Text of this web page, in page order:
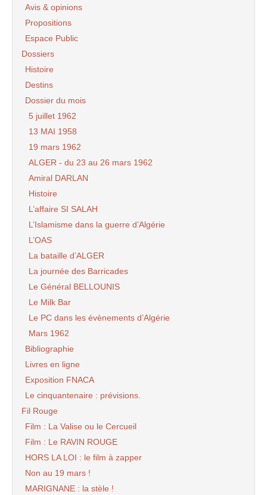
Avis & opinions
Propositions
Espace Public
Dossiers
Histoire
Destins
Dossier du mois
5 juillet 1962
13 MAI 1958
19 mars 1962
ALGER - du 23 au 26 mars 1962
Amiral DARLAN
Histoire
L’affaire SI SALAH
L’Islamisme dans la guerre d’Algérie
L’OAS
La bataille d’ALGER
La journée des Barricades
Le Général BELLOUNIS
Le Milk Bar
Le PC dans les évènements d’Algérie
Mars 1962
Bibliographie
Livres en ligne
Exposition FNACA
Le cinquantenaire : prévisions.
Fil Rouge
Film : La Valise ou le Cercueil
Film : Le RAVIN ROUGE
HORS LA LOI : le film à zapper
Non au 19 mars !
MARIGNANE : la stèle !